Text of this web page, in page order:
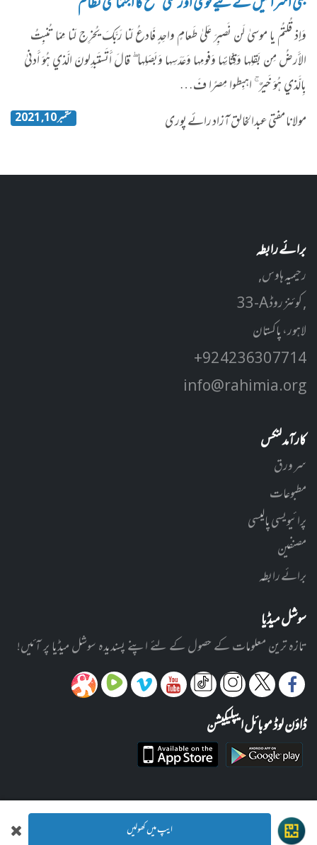
وَإِذ قُلتُم يا موسىٰ لَن نَصبِرَ عَلىٰ طَعامٍ واحِدٍ فَادعُ لَنا رَبَّكَ يُخرِج لَنا مِمّا تُنبِتُ
الأَرضُ مِن بَقلِها وَقِثّائِها وَفومِها وَعَدَسِها وَبَصَلِها ۖ قالَ أَتَستَبدِلونَ الَّذي هُوَ أَدنىٰ
بِالَّذي هُوَ خَيرٌ ۚ اهبِطوا مِصرًا فَ…
مولانا مفتی عبدالخالق آزاد رائے پوری
ستمبر 10, 2021
برائے رابطہ
رحیمیہ ہاوس,
33-A کوئنز روڈ ,
لاہور، پاکستان
+92 42 3630 7714
info@rahimia.org
کارآمد لنکس
سر ورق
مطبوعات
پرائیویسی پالیسی
مصنفین
برائے رابطہ
سوشل میڈیا
تازہ ترین معلومات کے حصول کے لئے اپنے پسندیدہ سوشل میڈیا پر آئیں!
ڈاؤن لوڈ موبائل ایپلیکیشن
ایپ میں کھولیں